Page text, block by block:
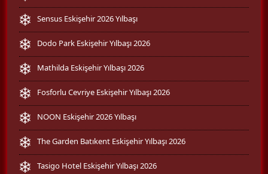
Sensus Eskişehir 2026 Yılbaşı
Dodo Park Eskişehir Yılbaşı 2026
Mathilda Eskişehir Yılbaşı 2026
Fosforlu Cevriye Eskişehir Yılbaşı 2026
NOON Eskişehir 2026 Yılbaşı
The Garden Batıkent Eskişehir Yılbaşı 2026
Tasigo Hotel Eskişehir Yılbaşı 2026